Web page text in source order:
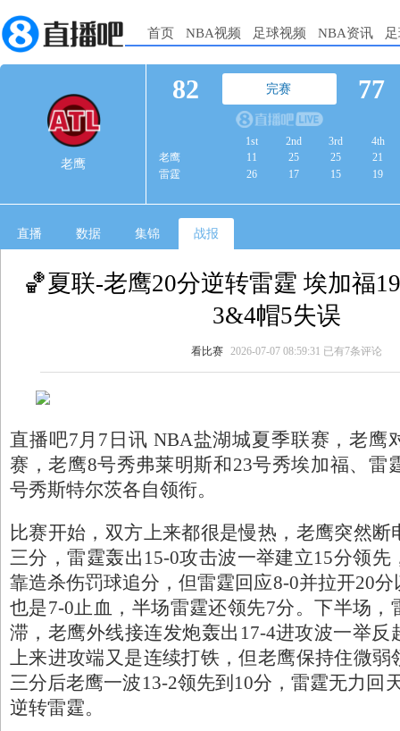
首页 NBA视频 足球视频 NBA资讯
老鹰
82 完赛 77
1st 2nd 3rd
4th
老鹰
11 25 25
21
雷霆
26 17 15 19
直播 数据 集锦 战报
🏀夏联-老鹰20分逆转雷霆 埃加福
3&4帽5失误
看比赛 2026-07-07 08:59:31 已有7条评论
直播吧7月7日讯 NBA盐湖城夏季联赛，老鹰
赛，老鹰8号秀弗莱明斯和23号秀埃加福、雷
号秀斯特尔茨各自领衔。
比赛开始，双方上来都很是慢热，老鹰突然断
三分，雷霆轰出15-0攻击波一举建立15分领先
靠造杀伤罚球追分，但雷霆回应8-0并拉开20
也是7-0止血，半场雷霆还领先7分。下半场，
滞，老鹰外线接连发炮轰出17-4进攻波一举反
上来进攻端又是连续打铁，但老鹰保持住微弱
三分后老鹰一波13-2领先到10分，雷霆无力回
逆转雷霆。